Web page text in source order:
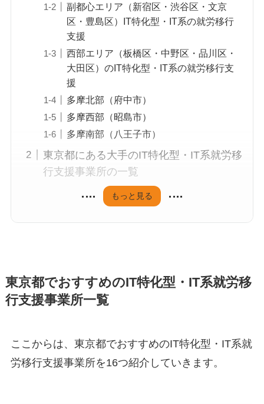
副都心エリア（新宿区・渋谷区・文京
区・豊島区）IT特化型・IT系の就労移行
支援
西部エリア（板橋区・中野区・品川区・
大田区）のIT特化型・IT系の就労移行支
援
多摩北部（府中市）
多摩西部（昭島市）
多摩南部（八王子市）
東京都にある大手のIT特化型・IT系就労移
行支援事業所の一覧
もっと見る
東京都でおすすめのIT特化型・IT系就労移
行支援事業所一覧
ここからは、東京都でおすすめのIT特化型・IT系就
労移行支援事業所を16つ紹介していきます。